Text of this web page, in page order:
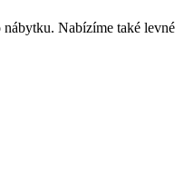
Nabízíme také levné